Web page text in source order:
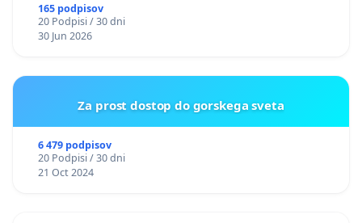
165 podpisov
20 Podpisi / 30 dni
30 Jun 2026
Za prost dostop do gorskega sveta
6 479 podpisov
20 Podpisi / 30 dni
21 Oct 2024